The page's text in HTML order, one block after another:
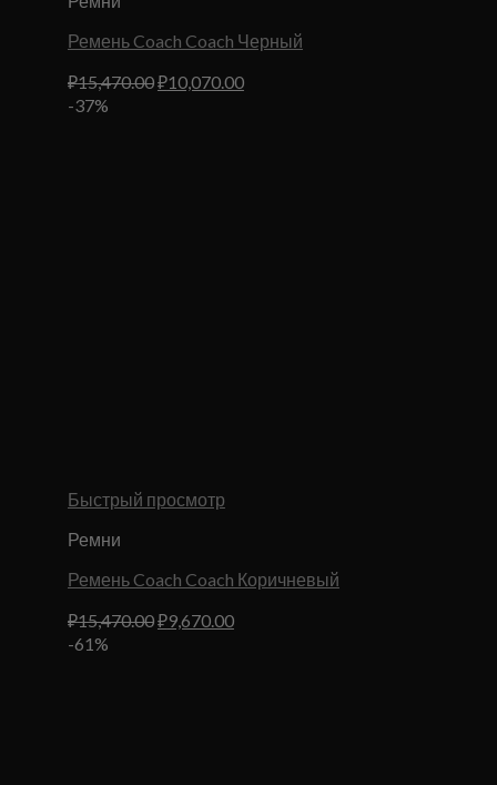
Ремень Coach Coach Черный
₽15,470.00Первоначальная
₽10,070.00Текущая
-37%
Быстрый просмотр
Ремни
Ремень Coach Coach Коричневый
₽15,470.00Первоначальная
₽9,670.00Текущая
-61%